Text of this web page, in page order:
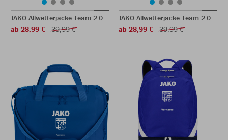
JAKO Allwetterjacke Team 2.0
ab 28,99 €
39,99 €
JAKO Allwetterjacke Team 2.0
ab 28,99 €
39,99 €